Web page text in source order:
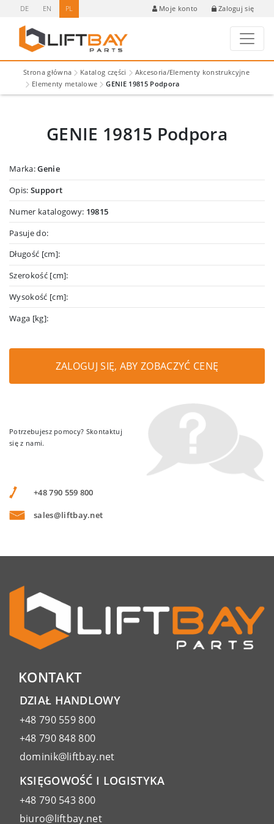
DE EN PL Moje konto Zaloguj się
Strona główna Katalog części
Akcesoria/Elementy konstrukcyjne
Elementy metalowe
GENIE 19815 Podpora
GENIE 19815 Podpora
Marka:Genie
Opis: Support
Numer katalogowy: 19815
Pasuje do:
Długość [cm]:
Szerokość [cm]:
Wysokość [cm]:
Waga [kg]:
ZALOGUJ SIĘ, ABY ZOBACZYĆ CENĘ
Potrzebujesz pomocy? Skontaktuj
się z nami.
+48 790 559 800
sales@liftbay.net
KONTAKT
DZIAŁ HANDLOWY
+48 790 559 800
+48 790 848 800
dominik@liftbay.net
KSIĘGOWOŚĆ I LOGISTYKA
+48 790 543 800
biuro@liftbay.net